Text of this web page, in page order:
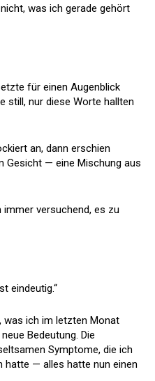
was ich gerade gehört
für einen Augenblick
still, nur diese Worte hallten
an, dann erschien
Gesicht — eine Mischung aus
immer versuchend, es zu
eindeutig.“
was ich im letzten Monat
Bedeutung. Die
Symptome, die ich
hatte — alles hatte nun einen